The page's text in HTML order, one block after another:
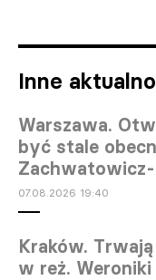
Inne
Warszawa.
być stale
07.08.2026 19:40
Kraków.
w reż.